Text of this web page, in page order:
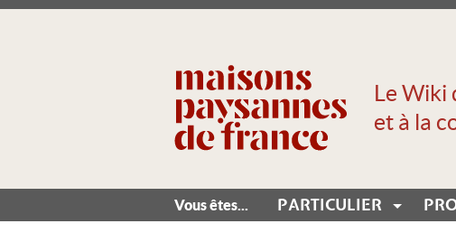
Le Wiki
et à la
Vous êtes... PARTICULIER